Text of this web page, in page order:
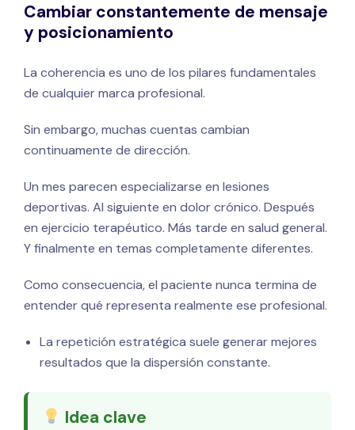
Cambiar constantemente de mensaje
y posicionamiento
La coherencia es uno de los pilares fundamentales
de cualquier marca profesional.
Sin embargo, muchas cuentas cambian
continuamente de dirección.
Un mes parecen especializarse en lesiones
deportivas. Al siguiente en dolor crónico. Después
en ejercicio terapéutico. Más tarde en salud general.
Y finalmente en temas completamente diferentes.
Como consecuencia, el paciente nunca termina de
entender qué representa realmente ese profesional.
La repetición estratégica suele generar mejores
resultados que la dispersión constante.
Idea clave